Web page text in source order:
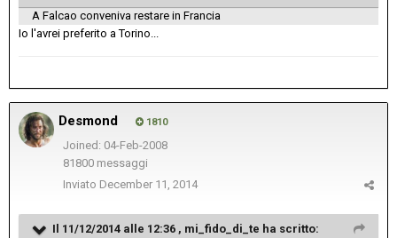
A Falcao conveniva restare in Francia
Io l'avrei preferito a Torino...
Desmond 1810
Joined: 04-Feb-2008
81800 messaggi
Inviato December 11, 2014
Il 11/12/2014 alle 12:36 , mi_fido_di_te ha scritto: